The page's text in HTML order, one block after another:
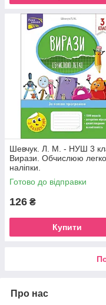
Шевчук. Л. М. - НУШ 3
Вирази. Обчислюю
наліпки.
Готово до відправки
126 ₴
Купити
Про нас